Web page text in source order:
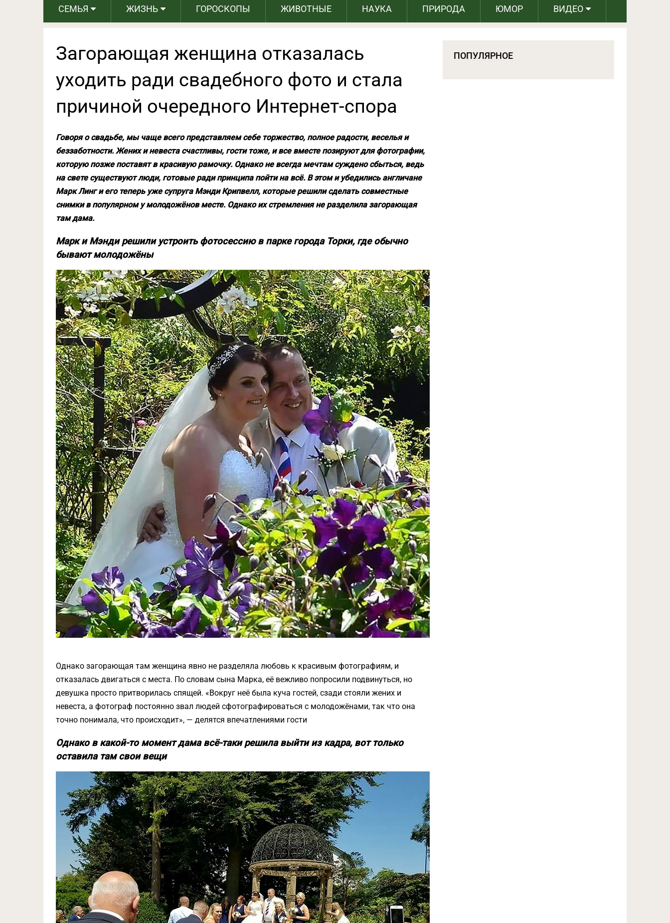
СЕМЬЯ ЖИЗНЬ ГОРОСКОПЫ ЖИВОТНЫЕ НАУКА ПРИРОДА ЮМОР ВИДЕО
Загорающая женщина отказалась
уходить ради свадебного фото и стала
причиной очередного Интернет-спора
Говоря о свадьбе, мы чаще всего представляем себе торжество, полное радости, веселья и
беззаботности. Жених и невеста счастливы, гости тоже, и все вместе позируют для фотографии,
которую позже поставят в красивую рамочку. Однако не всегда мечтам суждено сбыться, ведь
на свете существуют люди, готовые ради принципа пойти на всё. В этом и убедились англичане
Марк Линг и его теперь уже супруга Мэнди Крипвелл, которые решили сделать совместные
снимки в популярном у молодожёнов месте. Однако их стремления не разделила загорающая
там дама.
Марк и Мэнди решили устроить фотосессию в парке города Торки, где обычно
бывают молодожёны
Однако загорающая там женщина явно не разделяла любовь к красивым фотографиям, и
отказалась двигаться с места. По словам сына Марка, её вежливо попросили подвинуться, но
девушка просто притворилась спящей. «Вокруг неё была куча гостей, сзади стояли жених и
невеста, а фотограф постоянно звал людей сфотографироваться с молодожёнами, так что она
точно понимала, что происходит», — делятся впечатлениями гости
Однако в какой-то момент дама всё-таки решила выйти из кадра, вот только
оставила там свои вещи
ПОПУЛЯРНОЕ